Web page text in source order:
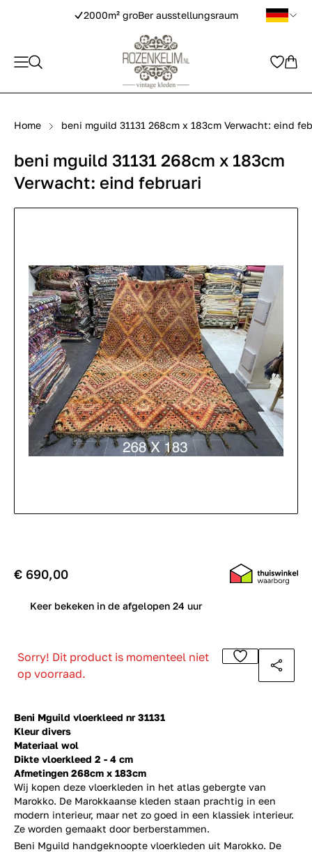
2000m² groBer ausstellungsraum
Home beni mguild 31131 268cm x 183cm Verwacht: eind
beni mguild 31131 268cm x 183cm
Verwacht: eind februari
Beni Mguild vloerkleed nr 31131
Kleur divers
Materiaal wol
Dikte vloerkleed 2 - 4 cm
Afmetingen 268cm x 183cm
Wij kopen deze vloerkleden in het atlas gebergte van
Marokko. De Marokkaanse kleden staan prachtig in een
modern interieur, maar net zo goed in een klassiek interieur.
Ze worden gemaakt door berberstammen.
€ 690,00
Keer bekeken in de afgelopen 24 uur
Sorry! Dit product is momenteel niet
op voorraad.
Beni Mguild handgeknoopte vloerkleden uit Marokko. De